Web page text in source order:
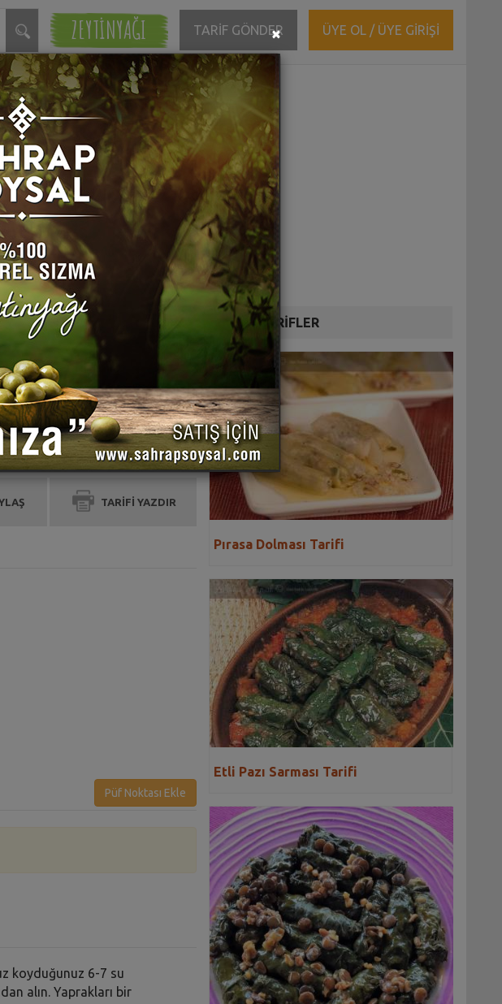
ZEYTİNYAĞI TARİF GÖNDER ÜYE OL / ÜYE GİRİŞİ
TARİFİ YAZDIR
Püf Noktası Ekle
koyduğunuz 6-7 su
alın. Yaprakları bir
DİĞER TARİFLER
Pırasa Dolması Tarifi
Etli Pazı Sarması Tarifi
×Close